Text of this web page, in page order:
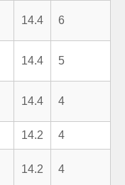
14.4 6
14.4 5
14.4 4
14.2 4
14.2 4